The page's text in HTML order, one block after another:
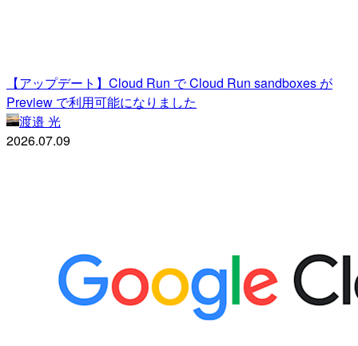
【アップデート】Cloud Run で Cloud Run sandboxes が
Preview で利用可能になりました
渡邉 光
2026.07.09